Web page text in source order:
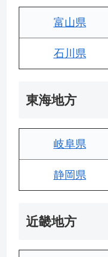
富山県
石川県
東海地方
岐阜県
静岡県
近畿地方